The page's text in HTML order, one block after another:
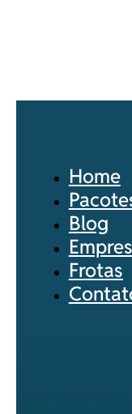
Home
Blog
Frotas